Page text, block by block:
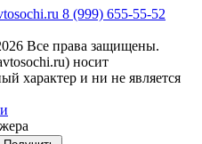
8 (999) 655-55-52
Все права защищены.
носит
характер и ни не является